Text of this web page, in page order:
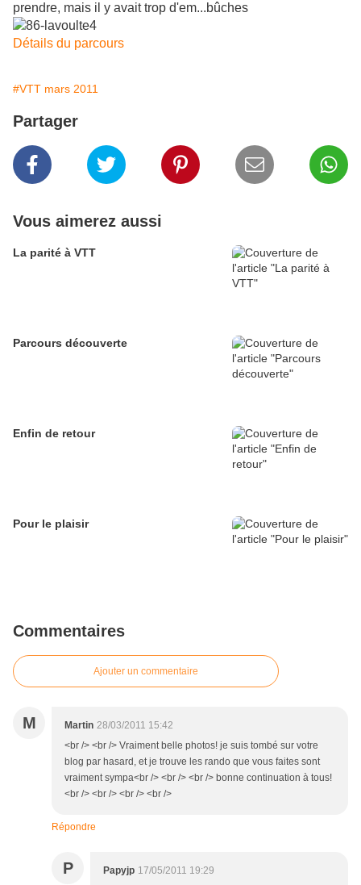
prendre, mais il y avait trop d'em...bûches
Détails du parcours
#VTT mars 2011
Partager
Vous aimerez aussi
La parité à VTT
Parcours découverte
Enfin de retour
Pour le plaisir
Commentaires
Ajouter un commentaire
M Martin 28/03/2011 15:42
<br /> <br /> Vraiment belle photos! je suis tombé sur votre
blog par hasard, et je trouve les rando que vous faites sont
vraiment sympa<br /> <br /> <br /> bonne continuation à tous!
<br /> <br /> <br /> <br />
Répondre
P Papyjp 17/05/2011 19:29